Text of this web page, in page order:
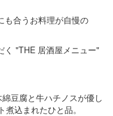
も合うお料理が自慢の
く "THE 居酒屋メニュー"
豆腐と牛ハチノスが優し
込まれたひと品。